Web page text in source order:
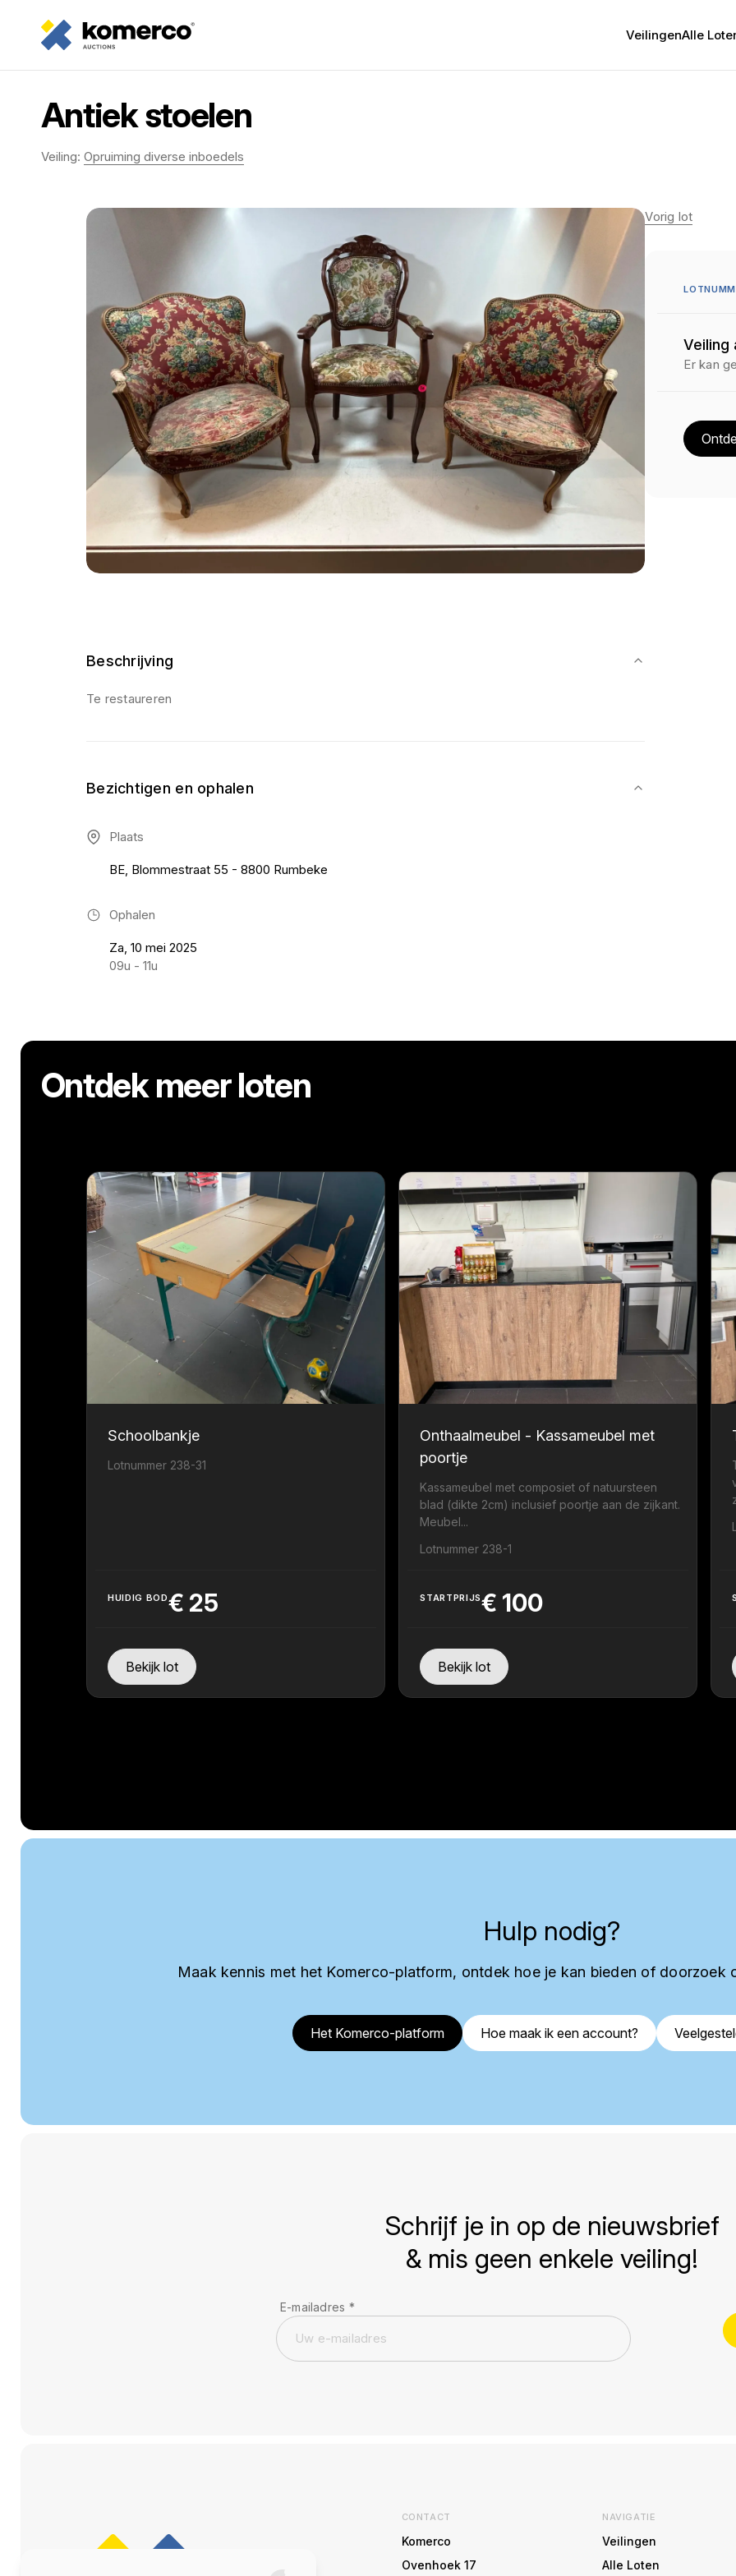
VeilingenAlle
Antiek stoelen
Veiling: Opruiming diverse inboedels
Beschrijving
Te restaureren
Bezichtigen en ophalen
Plaats
BE, Blommestraat 55 - 8800 Rumbeke
Ophalen
Za, 10 mei 2025
09u - 11u
Vorig lot
Veiling
Er kan
Ontdek meer loten
Schoolbankje
Lotnummer 238-31
HUIDIG BOD€ 25
Bekijk lot
Onthaalmeubel - Kassameubel met
poortje
Kassameubel met composiet of natuursteen
blad (dikte 2cm) inclusief poortje aan de zijkant.
Meubel...
Lotnummer 238-1
STARTPRIJS€ 100
Bekijk lot
Hulp nodig?
Maak kennis met het Komerco-platform, ontdek hoe je kan bieden of doorzoek
Het Komerco-platform Hoe maak ik een account?
Schrijf je in op de nieuwsbrief
& mis geen enkele veiling!
E-mailadres *
CONTACT
Komerco
Ovenhoek 17
NAVIGATIE
Veilingen
Alle Loten